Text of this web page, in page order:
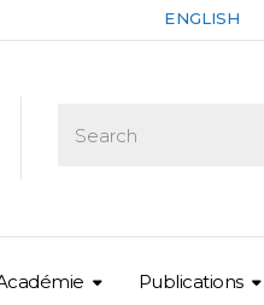
ENGLISH
Publications